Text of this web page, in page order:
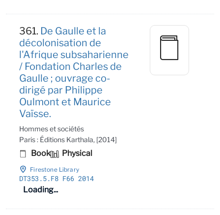
361. De Gaulle et la
décolonisation de
l'Afrique subsaharienne
/ Fondation Charles de
Gaulle ; ouvrage co-
dirigé par Philippe
Oulmont et Maurice
Vaïsse.
Hommes et sociétés
Paris : Éditions Karthala, [2014]
Book Physical
Firestone Library
DT353 .5.F8 F66 2014
Loading...